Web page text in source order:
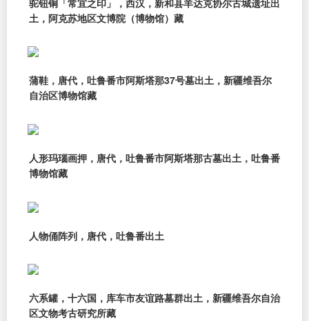
土，阿克苏地区文博院（博物馆）藏
蒲鞋，唐代，吐鲁番市阿斯塔那37号墓出土，新疆维吾尔
自治区博物馆藏
人形玛瑙画押，唐代，吐鲁番市阿斯塔那古墓出土，吐鲁番
博物馆藏
人物俑阵列，唐代，吐鲁番出土
六系罐，十六国，库车市友谊路墓群出土，新疆维吾尔自治
区文物考古研究所藏